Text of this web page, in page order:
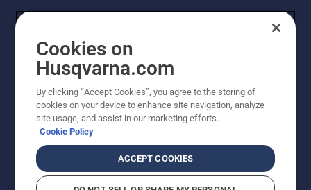
© Husqvarna AB (publ). Alle rechten voorbehouden. De
getoonde prijzen zijn consumentenadviesprijzen. Alle
vermelde prijzen zijn adviesverkoopprijzen (incl. BTW),
tenzij het product beschikbaar is voor directe aankoop.
Cookies on
Husqvarna.com
By clicking “Accept Cookies”, you agree to the storing of
cookies on your device to enhance site navigation, analyze
site usage, and assist in our marketing efforts.
Cookie Policy
ACCEPT COOKIES